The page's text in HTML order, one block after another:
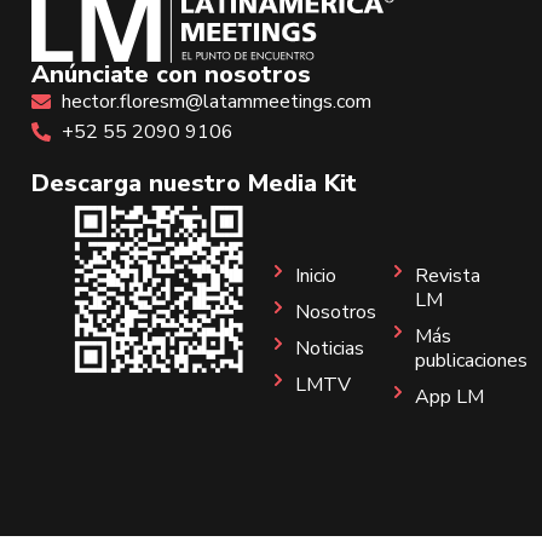
Anúnciate con nosotros
hector.floresm@latammeetings.com
+52 55 2090 9106
Descarga nuestro Media Kit
Inicio
Nosotros
Noticias
LMTV
Revista
LM
Más
publicaciones
App LM